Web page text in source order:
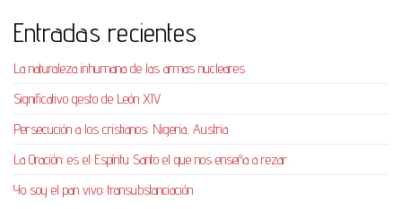
Entradas recientes
La naturaleza inhumana de las armas nucleares
Significativo gesto de León XIV
Persecución a los cristianos: Nigeria, Austria
La Oración: es el Espíritu Santo el que nos enseña a rezar.
Yo soy el pan vivo: transubstanciación